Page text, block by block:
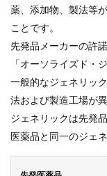
問
組
合
案
内
薬、添加物、製法等
ことです。
先発品メーカーの許
「オーソライズド・
一般的なジェネリッ
法および製造工場が
ジェネリックは先発
医薬品と同一のジェ